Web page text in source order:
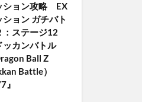
ション攻略 EX
ション ガチバト
：ステージ12
ッカンバトル
Ball Z
Battle）
』